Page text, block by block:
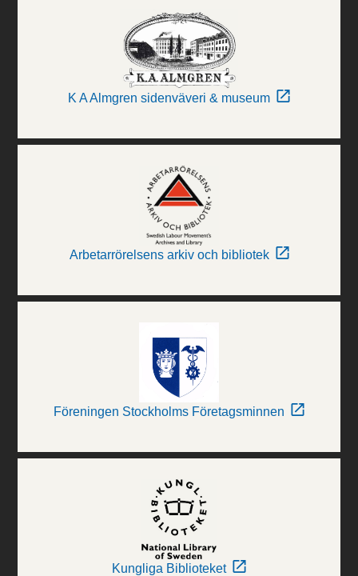
K A Almgren sidenväveri & museum
Arbetarrörelsens arkiv och bibliotek
Föreningen Stockholms Företagsminnen
Kungliga Biblioteket